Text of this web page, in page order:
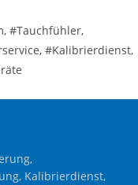
#Tauchfühler,
#Kalibrierdienst,
Kalibrierdienst,